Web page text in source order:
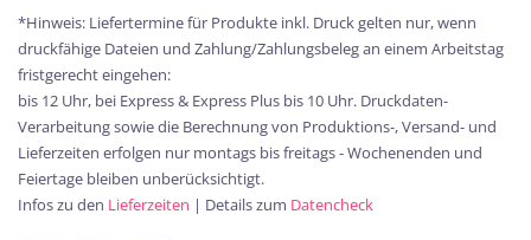
*Hinweis: Liefertermine für Produkte inkl. Druck gelten nur, wenn
druckfähige Dateien und Zahlung/Zahlungsbeleg an einem Arbeitstag
fristgerecht eingehen:
bis 12 Uhr, bei Express & Express Plus bis 10 Uhr. Druckdaten-
Verarbeitung sowie die Berechnung von Produktions-, Versand- und
Lieferzeiten erfolgen nur montags bis freitags - Wochenenden und
Feiertage bleiben unberücksichtigt.
Infos zu den Lieferzeiten | Details zum Datencheck